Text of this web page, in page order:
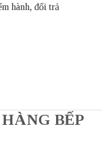
hành, đổi trả
BẾP